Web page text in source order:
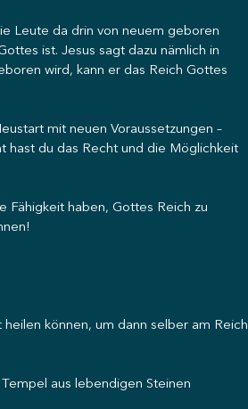
Leute da drin von neuem geboren
ist. Jesus sagt dazu nämlich in
wird, kann er das Reich Gottes
mit neuen Voraussetzungen –
hast du das Recht und die Möglichkeit
Fähigkeit haben, Gottes Reich zu
können, um dann selber am Reich
aus lebendigen Steinen